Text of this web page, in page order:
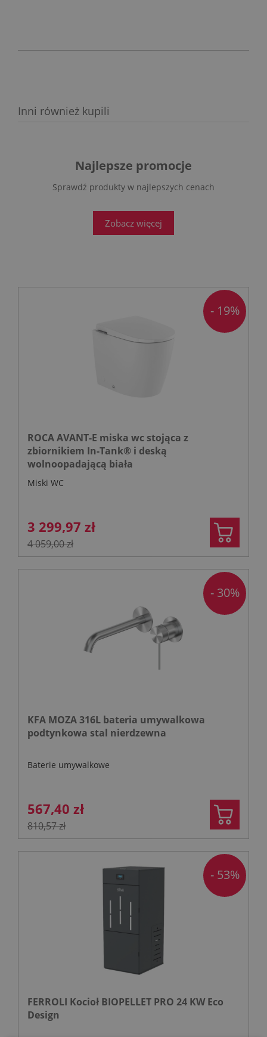
Inni również kupili
Najlepsze promocje
Sprawdź produkty w najlepszych cenach
Zobacz więcej
ROCA AVANT-E miska wc stojąca z
zbiornikiem In-Tank® i deską
wolnoopadającą biała
Miski WC
3 299,97 zł
4 059,00 zł
- 19%
KFA MOZA 316L bateria umywalkowa
podtynkowa stal nierdzewna
Baterie umywalkowe
567,40 zł
810,57 zł
- 30%
FERROLI Kocioł BIOPELLET PRO 24 KW Eco
Design
- 53%